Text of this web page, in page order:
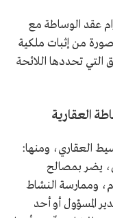
عقد الوساطة مع
من إثبات ملكية
التي تحددها اللائحة
العقارية
العقاري، ومنها:
يضر بمصالح
وممارسة النشاط
المسؤول أو أحد